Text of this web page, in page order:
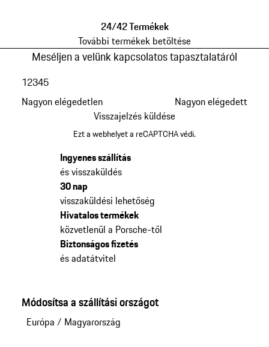
24/42 Termékek
További termékek betöltése
Meséljen a velünk kapcsolatos tapasztalatáról
Nagyon elégedetlen
12345
Nagyon elégedett
Visszajelzés küldése
Ezt a webhelyet a reCAPTCHA védi.
Ingyenes szállítás
és visszaküldés
30 nap
visszaküldési lehetőség
Hivatalos termékek
közvetlenül a Porsche-től
Biztonságos fizetés
és adatátvitel
Módosítsa a szállítási országot
Európa / Magyarország